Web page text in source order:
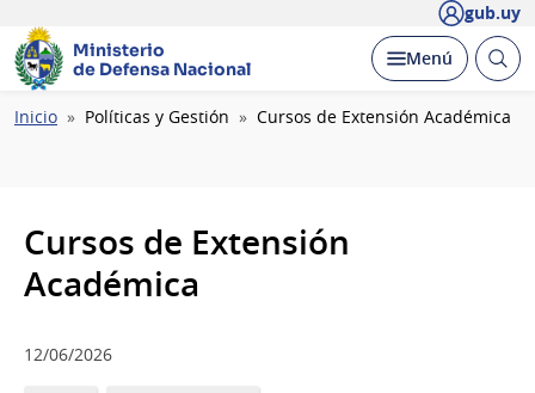
gub.uy
Ministerio
de Defensa Nacional
Desplegar
Menú Abrir
Ruta
Inicio Políticas y Gestión Cursos de Extensión Académica
Cursos de Extensión
Académica
12/06/2026